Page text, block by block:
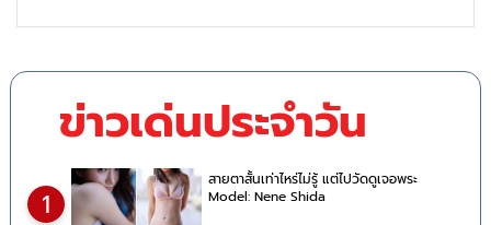
ข่าวเด่นประจำวัน
1
สายตาสั้นเท่าไหร่ไม่รู้ แต่ไปวัดดูเจอพระ
Model: Nene Shida